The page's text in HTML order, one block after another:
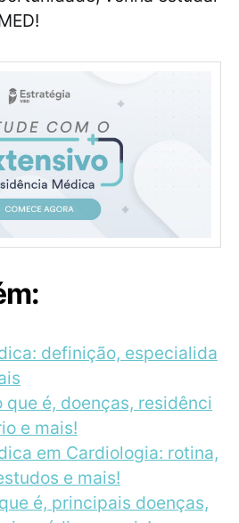
definição, especialida
que é, doenças, residênci
e mais!
em Cardiologia: rotina,
e mais!
é, principais doenças,